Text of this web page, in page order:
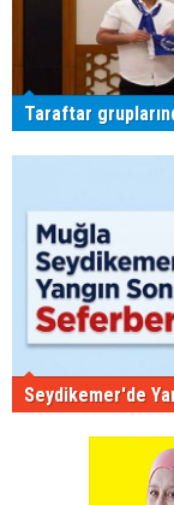
Taraftar
Seydikemer'de